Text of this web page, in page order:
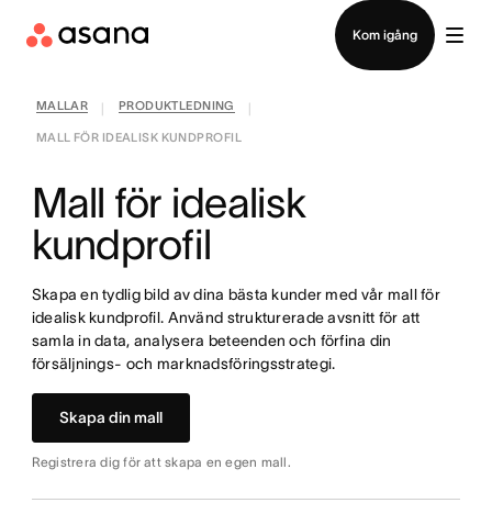
Kom igång
MALLAR PRODUKTLEDNING
MALL FÖR IDEALISK KUNDPROFIL
Mall för idealisk
kundprofil
Skapa en tydlig bild av dina bästa kunder med vår mall för
idealisk kundprofil. Använd strukturerade avsnitt för att
samla in data, analysera beteenden och förfina din
försäljnings- och marknadsföringsstrategi.
Skapa din mall
Registrera dig för att skapa en egen mall.